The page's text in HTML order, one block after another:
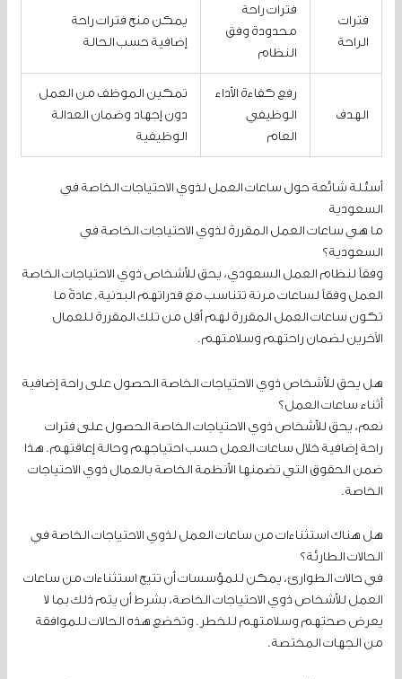
فترات
الراحة
فترات راحة
محدودة وفق
النظام
يمكن منح فترات راحة
إضافية حسب الحالة
الهدف
رفع كفاءة الأداء
الوظيفي
العام
تمكين الموظف من العمل
دون إجهاد وضمان العدالة
الوظيفية
أسئلة شائعة حول ساعات العمل لذوي الاحتياجات الخاصة في
السعودية
ما هي ساعات العمل المقررة لذوي الاحتياجات الخاصة في
السعودية؟
وفقاً لنظام العمل السعودي، يحق للأشخاص ذوي الاحتياجات الخاصة
العمل وفقاً لساعات مرنة تتناسب مع قدراتهم البدنية. عادةً ما
تكون ساعات العمل المقررة لهم أقل من تلك المقررة للعمال
الآخرين لضمان راحتهم وسلامتهم.
هل يحق للأشخاص ذوي الاحتياجات الخاصة الحصول على راحة إضافية
أثناء ساعات العمل؟
نعم، يحق للأشخاص ذوي الاحتياجات الخاصة الحصول على فترات
راحة إضافية خلال ساعات العمل حسب احتياجهم وحالة إعاقتهم. هذا
ضمن الحقوق التي تضمنها الأنظمة الخاصة بالعمال ذوي الاحتياجات
الخاصة.
هل هناك استثناءات من ساعات العمل لذوي الاحتياجات الخاصة في
الحالات الطارئة؟
في حالات الطوارئ، يمكن للمؤسسات أن تتيح استثناءات من ساعات
العمل للأشخاص ذوي الاحتياجات الخاصة، بشرط أن يتم ذلك بما لا
يعرض صحتهم وسلامتهم للخطر. وتخضع هذه الحالات للموافقة
من الجهات المختصة.